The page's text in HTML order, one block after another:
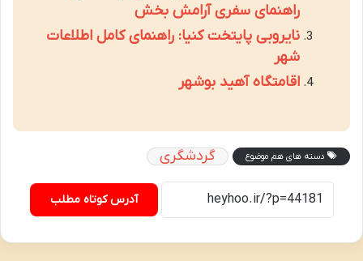
راهنمای سفری آرامش بخش
نایروبی پایتخت کنیا: راهنمای کامل اطلاعات
شهر
اقامتگاه آهید بوشهر
دسته های هم موضوع گردشگری
آدرس کوتاه مطلب